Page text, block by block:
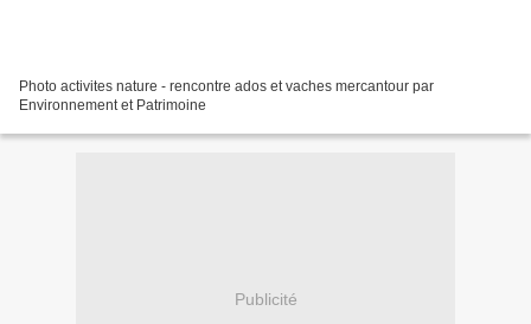
Photo activites nature - rencontre ados et vaches mercantour par
Environnement et Patrimoine
Publicité